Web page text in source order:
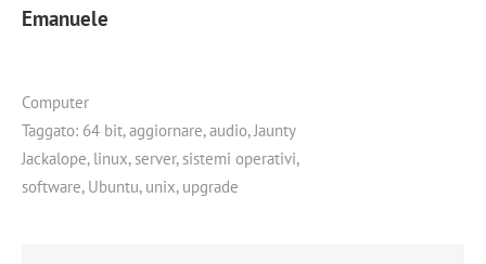
Emanuele
Computer
Taggato: 64 bit,aggiornare,audio,Jaunty
Jackalope, linux,server,sistemi operativi,
software, Ubuntu, unix, upgrade